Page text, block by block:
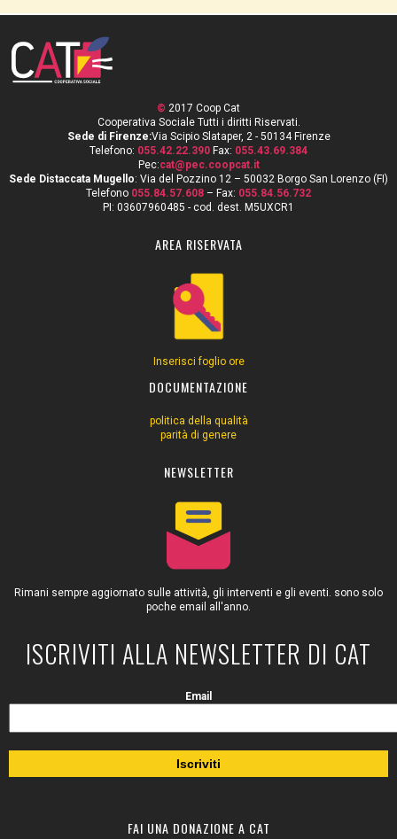
© 2017 Coop Cat
Cooperativa Sociale Tutti i diritti Riservati.
Sede di Firenze:Via Scipio Slataper, 2 - 50134 Firenze
Telefono: 055.42.22.390 Fax: 055.43.69.384
Pec:cat@pec.coopcat.it
Sede Distaccata Mugello: Via del Pozzino 12 – 50032 Borgo San Lorenzo (FI)
Telefono 055.84.57.608 – Fax: 055.84.56.732
PI: 03607960485 - cod. dest. M5UXCR1
AREA RISERVATA
Inserisci foglio ore
DOCUMENTAZIONE
politica della qualità
parità di genere
NEWSLETTER
Rimani sempre aggiornato sulle attività, gli interventi e gli eventi. sono solo
poche email all'anno.
ISCRIVITI ALLA NEWSLETTER DI CAT
Email
FAI UNA DONAZIONE A CAT